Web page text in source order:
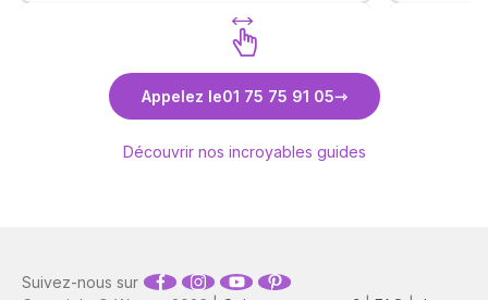
Découvrez Anne-Lyssia Coupart
Appelez le01 75 75 91 05
Découvrir nos incroyables guides
Suivez-nous sur